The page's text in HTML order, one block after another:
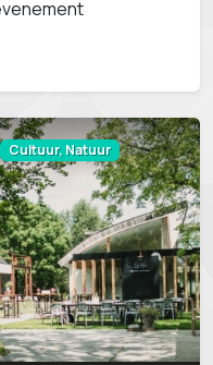
Cultuur, Natuur